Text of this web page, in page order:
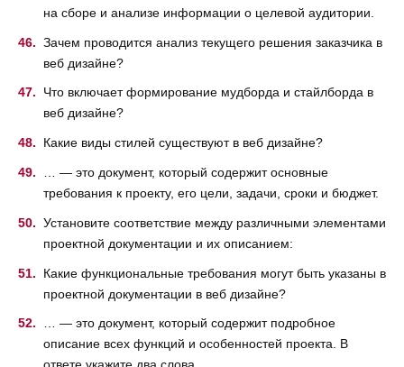
на сборе и анализе информации о целевой аудитории.
Зачем проводится анализ текущего решения заказчика в
веб дизайне?
Что включает формирование мудборда и стайлборда в
веб дизайне?
Какие виды стилей существуют в веб дизайне?
… — это документ, который содержит основные
требования к проекту, его цели, задачи, сроки и бюджет.
Установите соответствие между различными элементами
проектной документации и их описанием:
Какие функциональные требования могут быть указаны в
проектной документации в веб дизайне?
… — это документ, который содержит подробное
описание всех функций и особенностей проекта. В